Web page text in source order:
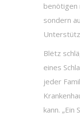
benötigen
sondern
Blëtz
eines
jeder
kann.